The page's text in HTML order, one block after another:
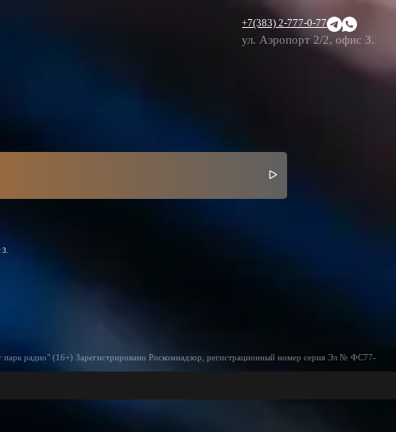
+7(383) 2-777-0-77
ул. Аэропорт 2/2, офис 3.
радио" (16+) Зарегистрировано Роскомнадзор, регистрационный номер серия Эл № ФС77-